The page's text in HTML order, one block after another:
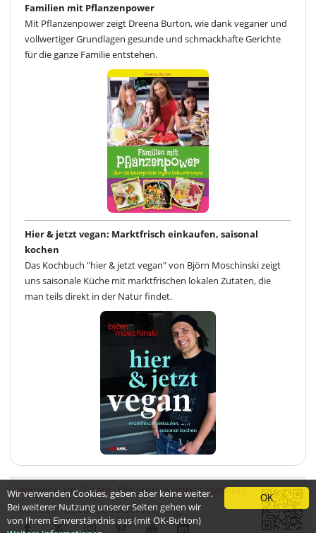
Familien mit Pflanzenpower
Mit Pflanzenpower zeigt Dreena Burton, wie dank veganer und
vollwertiger Grundlagen gesunde und schmackhafte Gerichte
für die ganze Familie entstehen.
Hier & jetzt vegan: Marktfrisch einkaufen, saisonal
kochen
Das Kochbuch "hier & jetzt vegan" von Björn Moschinski zeigt
uns saisonale Küche mit marktfrischen lokalen Zutaten, die
man teils direkt in der Natur findet.
ImpressumTeamMissionKooperationen
KontaktDatenschutzerklärung
OK
Wir verwenden Cookies, geben aber keine weiter.
Bei weiterer Nutzung unserer Seiten gehen wir
von Ihrem Einverständnis aus (mit OK-Button)